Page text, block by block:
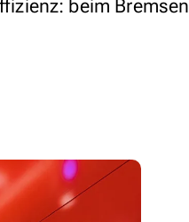
beim Bremsen